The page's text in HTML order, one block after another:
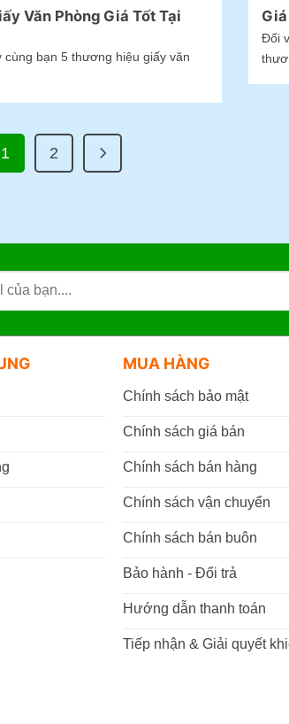
Văn Phòng Giá Tốt Tại
cùng bạn 5 thương hiệu giấy văn
Đối
1 2
MUA HÀNG
Chính sách bảo mật
Chính sách giá bán
Chính sách bán hàng
Chính sách vận chuyển
Chính sách bán buôn
Bảo hành - Đổi trả
Hướng dẫn thanh toán
Tiếp nhận & Giải quyết